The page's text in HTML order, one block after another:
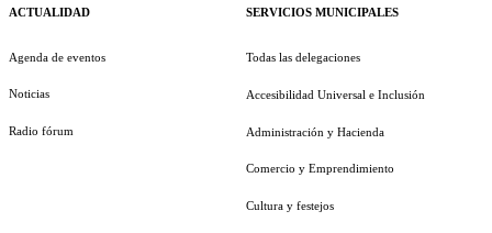
ACTUALIDAD
Agenda de eventos
Noticias
Radio fórum
SERVICIOS MUNICIPALES
Todas las delegaciones
Accesibilidad Universal e Inclusión
Administración y Hacienda
Comercio y Emprendimiento
Cultura y festejos